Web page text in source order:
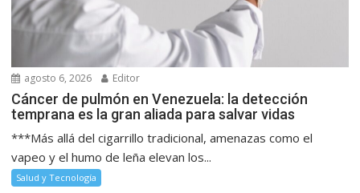
agosto 6, 2026 Editor
Cáncer de pulmón en Venezuela: la detección
temprana es la gran aliada para salvar vidas
***Más allá del cigarrillo tradicional, amenazas como el
vapeo y el humo de leña elevan los...
Salud y Tecnología